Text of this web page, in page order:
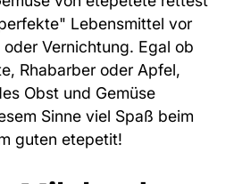
Lebensmittel vor
Vernichtung. Egal ob
Rhabarber oder Apfel,
Obst und Gemüse
Sinne viel Spaß beim
guten etepetit!